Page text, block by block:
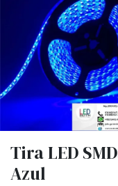
Tira LED
Azul